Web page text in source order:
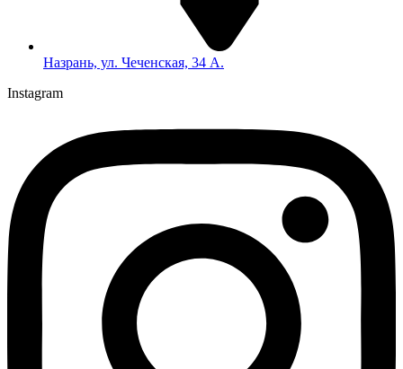
Назрань, ул. Чеченская, 34 А.
Instagram